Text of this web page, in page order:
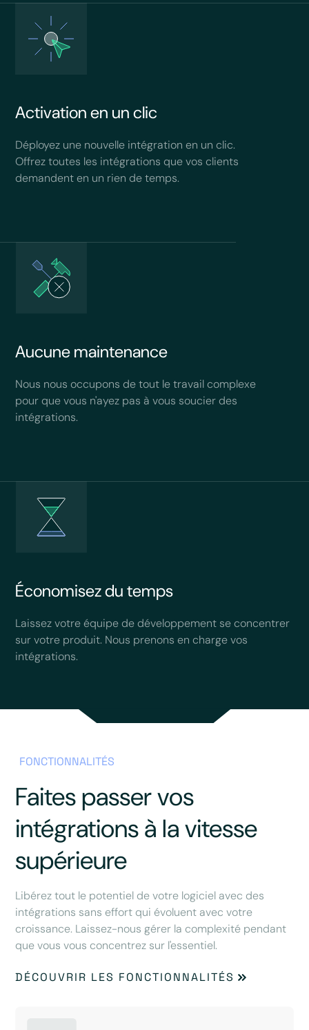
Activation en un clic
Déployez une nouvelle intégration en un clic.
Offrez toutes les intégrations que vos clients
demandent en un rien de temps.
Aucune maintenance
Nous nous occupons de tout le travail complexe
pour que vous n'ayez pas à vous soucier des
intégrations.
Économisez du temps
Laissez votre équipe de développement se concentrer
sur votre produit. Nous prenons en charge vos
intégrations.
FONCTIONNALITÉS
Faites passer vos
intégrations à la vitesse
supérieure
Libérez tout le potentiel de votre logiciel avec des
intégrations sans effort qui évoluent avec votre
croissance. Laissez-nous gérer la complexité pendant
que vous vous concentrez sur l'essentiel.
DÉCOUVRIR LES FONCTIONNALITÉS